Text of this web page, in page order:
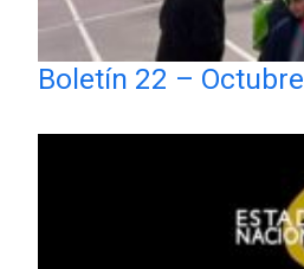
Boletín 22 – Octubre